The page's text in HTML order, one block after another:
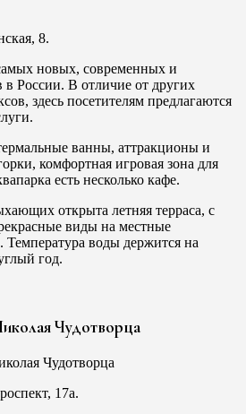
8.
новых, современных и
России. В отличие от других
здесь посетителям предлагаются
ванны, аттракционы и
комфортная игровая зона для
есть несколько кафе.
открыта летняя терраса, с
виды на местные
Температура воды держится на
год.
Чудотворца
17а.